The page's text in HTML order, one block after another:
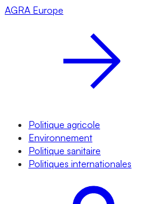
AGRA Europe
Politique agricole
Environnement
Politique sanitaire
Politiques internationales